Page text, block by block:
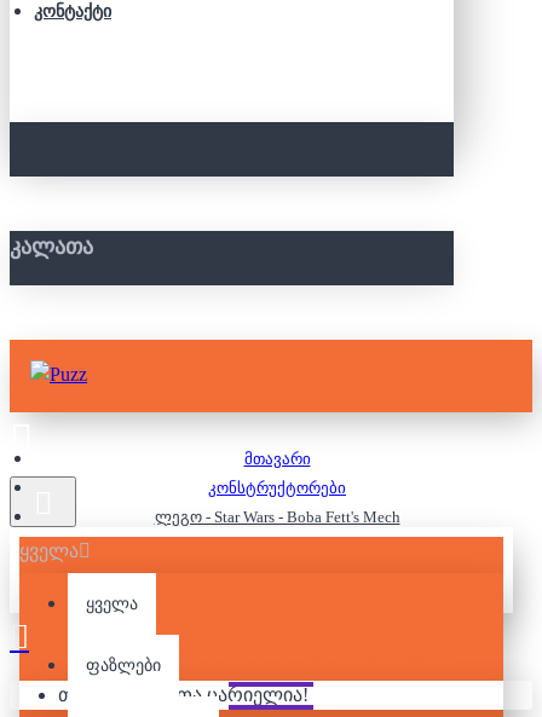
ᲙᲝᲜᲢᲐᲥᲢᲘ
ᲙᲐᲚᲐᲗᲐ
ყველა
ყველა
ფაზლები
თქვენი კალათა ცარიელია!
მთავარი
კონსტრუქტორები
ლეგო - Star Wars - Boba Fett's Mech
ᲚᲔᲒᲝ - STAR WARS -
BOBA FETT'S MECH